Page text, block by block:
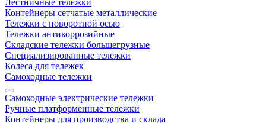
Лестничные тележки
Контейнеры сетчатые металлические
Тележки с поворотной осью
Тележки антикоррозийные
Складские тележки большегрузные
Специализированные тележки
Колеса для тележек
Самоходные тележки
Самоходные электрические тележки
Ручные платформенные тележки
Контейнеры для производства и склада